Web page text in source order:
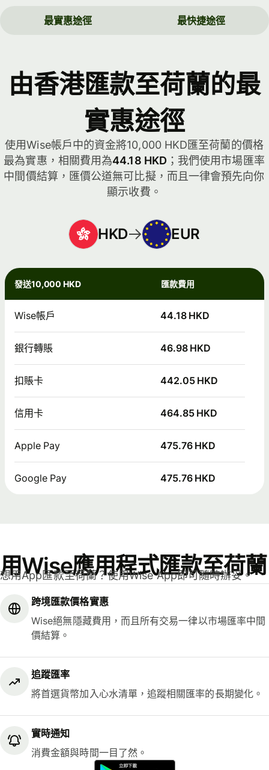
最實惠途徑 最快捷途徑
由香港匯款至荷蘭的最
實惠途徑
使用Wise帳戶中的資金將10,000 HKD匯至荷蘭的價格
最為實惠，相關費用為44.18 HKD ；我們使用市場匯率
中間價結算，匯價公道無可比擬，而且一律會預先向你
顯示收費。
HKD EUR
發送10,000 HKD 匯款費用
Wise帳戶 44.18 HKD
銀行轉賬 46.98 HKD
扣賬卡 442.05 HKD
信用卡 464.85 HKD
Apple Pay 475.76 HKD
Google Pay 475.76 HKD
用Wise應用程式匯款至荷蘭
想用App匯款至荷蘭？使用Wise App即可隨時辦妥。
跨境匯款價格實惠
Wise絕無隱藏費用，而且所有交易一律以市場匯率中間
價結算。
追蹤匯率
將首選貨幣加入心水清單，追蹤相關匯率的長期變化。
實時通知
消費金額與時間一目了然。